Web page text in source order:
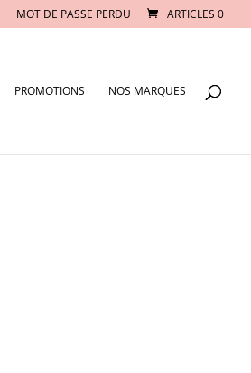
MOT DE PASSE PERDU ARTICLES 0
PROMOTIONS NOS MARQUES